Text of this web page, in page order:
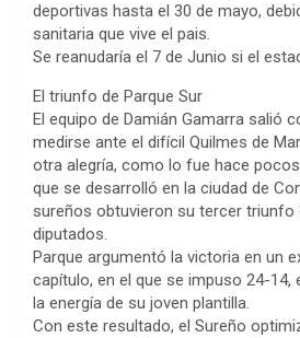
deportivas hasta el 30 de mayo,
sanitaria que vive el pais.
Se reanudaría el 7 de Junio si el
El triunfo de Parque Sur
El equipo de Damián Gamarra salió
medirse ante el difícil Quilmes de
otra alegría, como lo fue hace
que se desarrolló en la ciudad de
sureños obtuvieron su tercer
diputados.
Parque argumentó la victoria en un
capítulo, en el que se impuso 24-14,
la energía de su joven plantilla.
Con este resultado, el Sureño